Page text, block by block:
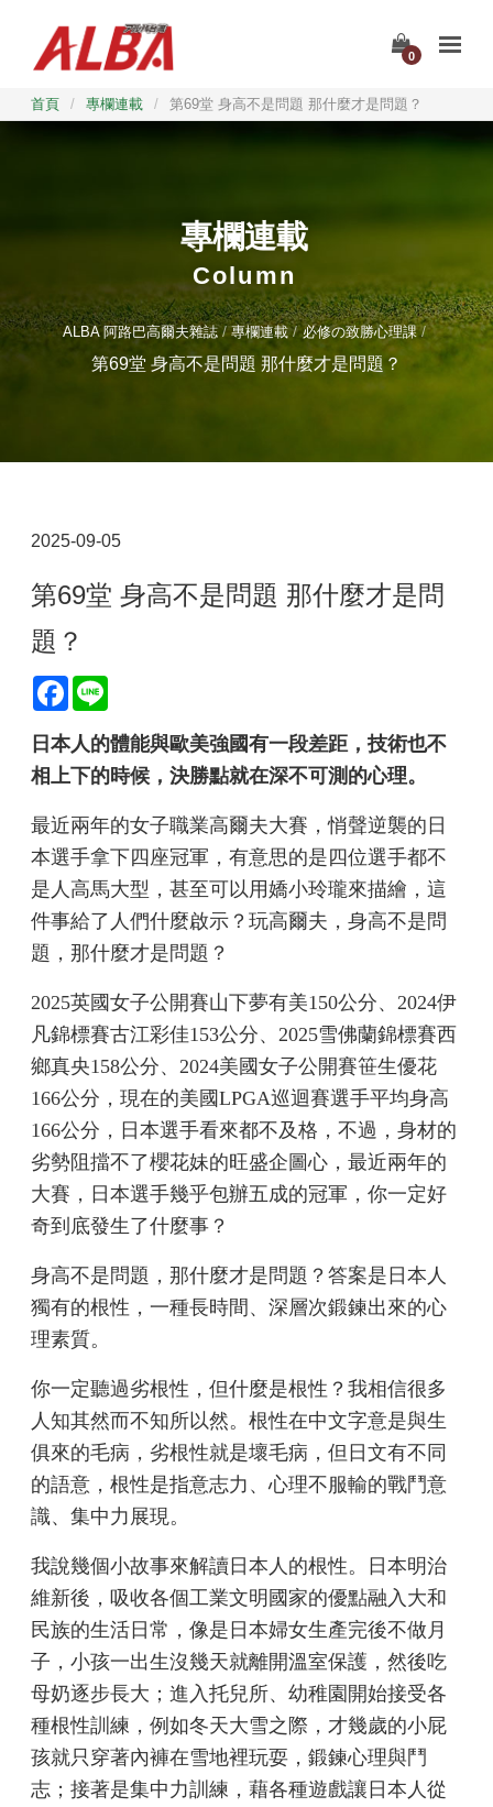
0
首頁 / 專欄連載 / 第69堂 身高不是問題 那什麼才是問題？
專欄連載
Column
ALBA 阿路巴高爾夫雜誌 專欄連載 必修の致勝心理課
第69堂 身高不是問題 那什麼才是問題？
2025-09-05
第69堂 身高不是問題 那什麼才是問
題？
Facebook
日本人的體能與歐美強國有一段差距，技術也不
相上下的時候，決勝點就在深不可測的心理。
最近兩年的女子職業高爾夫大賽，悄聲逆襲的日
本選手拿下四座冠軍，有意思的是四位選手都不
是人高馬大型，甚至可以用嬌小玲瓏來描繪，這
件事給了人們什麼啟示？玩高爾夫，身高不是問
題，那什麼才是問題？
2025英國女子公開賽山下夢有美150公分、2024伊
凡錦標賽古江彩佳153公分、2025雪佛蘭錦標賽西
鄉真央158公分、2024美國女子公開賽笹生優花
166公分，現在的美國LPGA巡迴賽選手平均身高
166公分，日本選手看來都不及格，不過，身材的
劣勢阻擋不了櫻花妹的旺盛企圖心，最近兩年的
大賽，日本選手幾乎包辦五成的冠軍，你一定好
奇到底發生了什麼事？
身高不是問題，那什麼才是問題？答案是日本人
獨有的根性，一種長時間、深層次鍛鍊出來的心
理素質。
你一定聽過劣根性，但什麼是根性？我相信很多
人知其然而不知所以然。根性在中文字意是與生
俱來的毛病，劣根性就是壞毛病，但日文有不同
的語意，根性是指意志力、心理不服輸的戰鬥意
識、集中力展現。
我說幾個小故事來解讀日本人的根性。日本明治
維新後，吸收各個工業文明國家的優點融入大和
民族的生活日常，像是日本婦女生產完後不做月
子，小孩一出生沒幾天就離開溫室保護，然後吃
母奶逐步長大；進入托兒所、幼稚園開始接受各
種根性訓練，例如冬天大雪之際，才幾歲的小屁
孩就只穿著內褲在雪地裡玩耍，鍛鍊心理與鬥
志；接著是集中力訓練，藉各種遊戲讓日本人從